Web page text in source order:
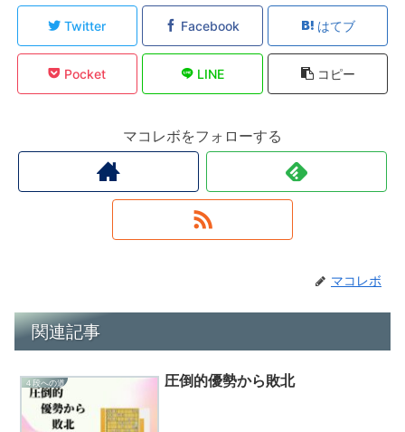
Twitter Facebook はてブ
Pocket LINE コピー
マコレボをフォローする
マコレボ
関連記事
４段への道 圧倒的優勢から敗北